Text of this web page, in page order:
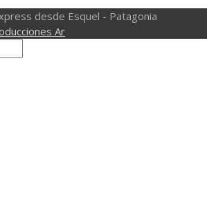
desde Esquel - Patagonia
Ar